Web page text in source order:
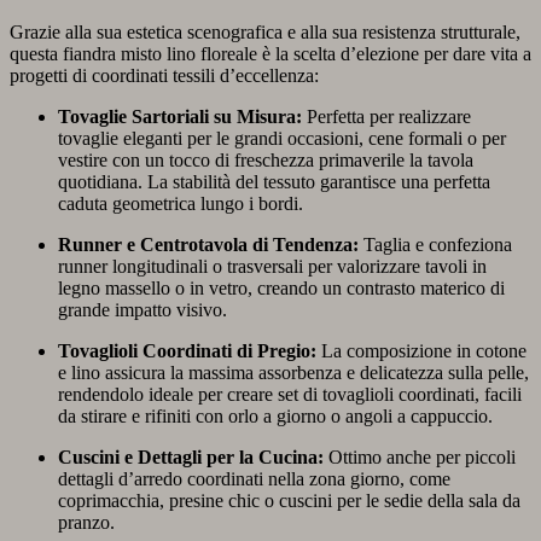
Grazie alla sua estetica scenografica e alla sua resistenza strutturale,
questa fiandra misto lino floreale è la scelta d’elezione per dare vita a
progetti di coordinati tessili d’eccellenza:
Tovaglie Sartoriali su Misura: Perfetta per realizzare
tovaglie eleganti per le grandi occasioni, cene formali o per
vestire con un tocco di freschezza primaverile la tavola
quotidiana. La stabilità del tessuto garantisce una perfetta
caduta geometrica lungo i bordi.
Runner e Centrotavola di Tendenza: Taglia e confeziona
runner longitudinali o trasversali per valorizzare tavoli in
legno massello o in vetro, creando un contrasto materico di
grande impatto visivo.
Tovaglioli Coordinati di Pregio: La composizione in cotone
e lino assicura la massima assorbenza e delicatezza sulla pelle,
rendendolo ideale per creare set di tovaglioli coordinati, facili
da stirare e rifiniti con orlo a giorno o angoli a cappuccio.
Cuscini e Dettagli per la Cucina: Ottimo anche per piccoli
dettagli d’arredo coordinati nella zona giorno, come
coprimacchia, presine chic o cuscini per le sedie della sala da
pranzo.